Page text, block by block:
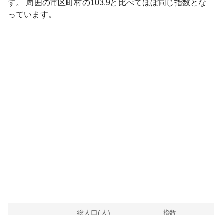
す。
周囲の市区町村の103.9と比べてほぼ同じ指数とな
っています。
総人口(人) 指数